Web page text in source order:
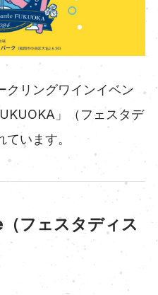
クリングワインイベン
」（フェスタデ
います。
フェスタディス